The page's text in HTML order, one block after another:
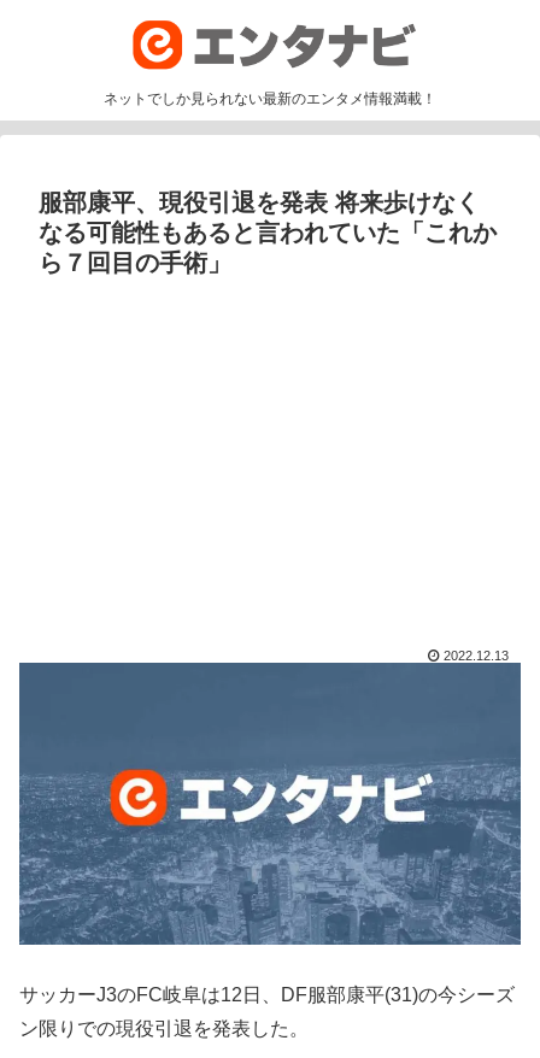
ネットでしか見られない最新のエンタメ情報満載！
服部康平、現役引退を発表 将来歩けなく
なる可能性もあると言われていた「これか
ら７回目の手術」
2022.12.13
サッカーJ3のFC岐阜は12日、DF服部康平(31)の今シーズ
ン限りでの現役引退を発表した。